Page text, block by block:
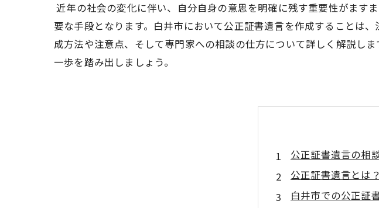
近年の社会の変化に伴い、自分自身の意思を明確に残す重要性がます
要な手段となります。白井市において公正証書遺言を作成することは
成方法や注意点、そして専門家への相談の仕方について詳しく解説し
一歩を踏み出しましょう。
公正証書遺言の相
公正証書遺言とは
白井市での公正証